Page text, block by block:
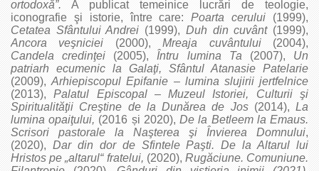
ortodoxă”. A publicat temeinice lucrări de teologie,
iconografie şi istorie, între care:Poarta cerului (1999),
Cetatea Sfântului Andrei (1999), Duh din cuvânt(1999),
Ancora veşniciei (2000),Mreaja cuvântului(2004),
Candela credinţei (2005),Întru lumina Ta (2007), Un
patriarh ecumenic la Galaţi, Sfântul Atanasie Patelarie
(2009),Arhiepiscopul Epifanie – lumina slujirii jertfelnice
(2013),
Palatul Episcopal – Muzeul Istoriei, Culturii şi
Spiritualităţii Creştine de la Dunărea de Jos(2014), La
lumina opaiţului, (2016 și 2020), De la Betleem la Emaus.
Scrisori pastorale la Naşterea şi Învierea Domnului,
(2020), Dar din dor de Sfintele Paşti. De la Altarul lui
Hristos pe „altarul“ fratelui, (2020), Rugăciune. Comuniune.